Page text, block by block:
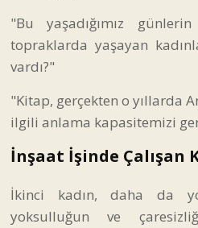
"Bu yaşadığımız
topraklarda yaşayan
vardı?"
"Kitap, gerçekten o yıllarda
ilgili anlama kapasitemizi
İnşaat İşinde Çalışan
İkinci kadın, daha da
yoksulluğun ve